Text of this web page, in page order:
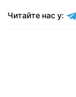
Читайте нас у: